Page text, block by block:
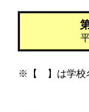
※【 】は学校